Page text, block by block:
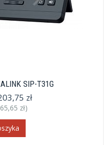
SIP-T31G
zł
zł)